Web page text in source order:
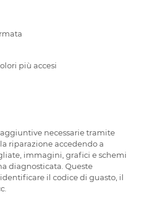
più accesi
necessarie tramite
riparazione accedendo a
immagini, grafici e schemi
diagnosticata. Queste
il codice di guasto, il